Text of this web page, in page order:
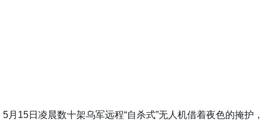
5月15日凌晨数十架乌军远程“自杀式”无人机借着夜色的掩护，